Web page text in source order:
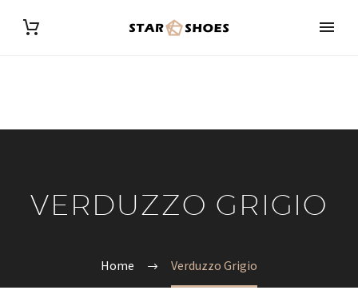
VERDUZZO GRIGIO
Home Verduzzo Grigio